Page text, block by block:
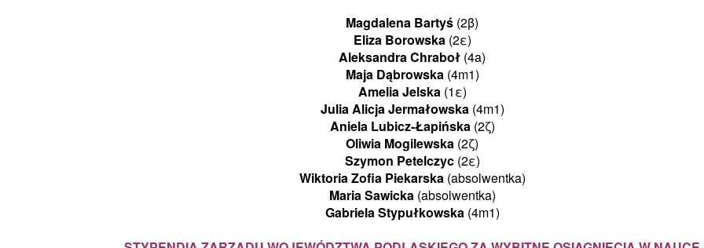
Magdalena Bartyś (2β)
Eliza Borowska(2ε)
Aleksandra Chraboł (4a)
Maja Dąbrowska(4m1)
Amelia Jelska(1ε)
Julia Alicja Jermałowska(4m1)
Aniela Lubicz-Łapińska(2ζ)
Oliwia Mogilewska (2ζ)
Szymon Petelczyc(2ε)
Wiktoria Zofia Piekarska(absolwentka)
Maria Sawicka(absolwentka)
Gabriela Stypułkowska(4m1)